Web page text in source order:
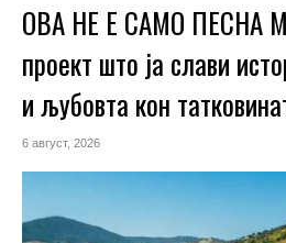
ОВА НЕ Е САМО ПЕСНА
проект што ја слави
и љубовта кон
6 август, 2026